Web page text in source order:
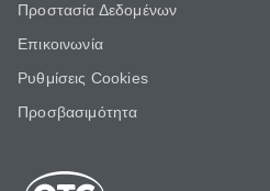
Προστασία Δεδομένων
Επικοινωνία
Ρυθμίσεις Cookies
Προσβασιμότητα